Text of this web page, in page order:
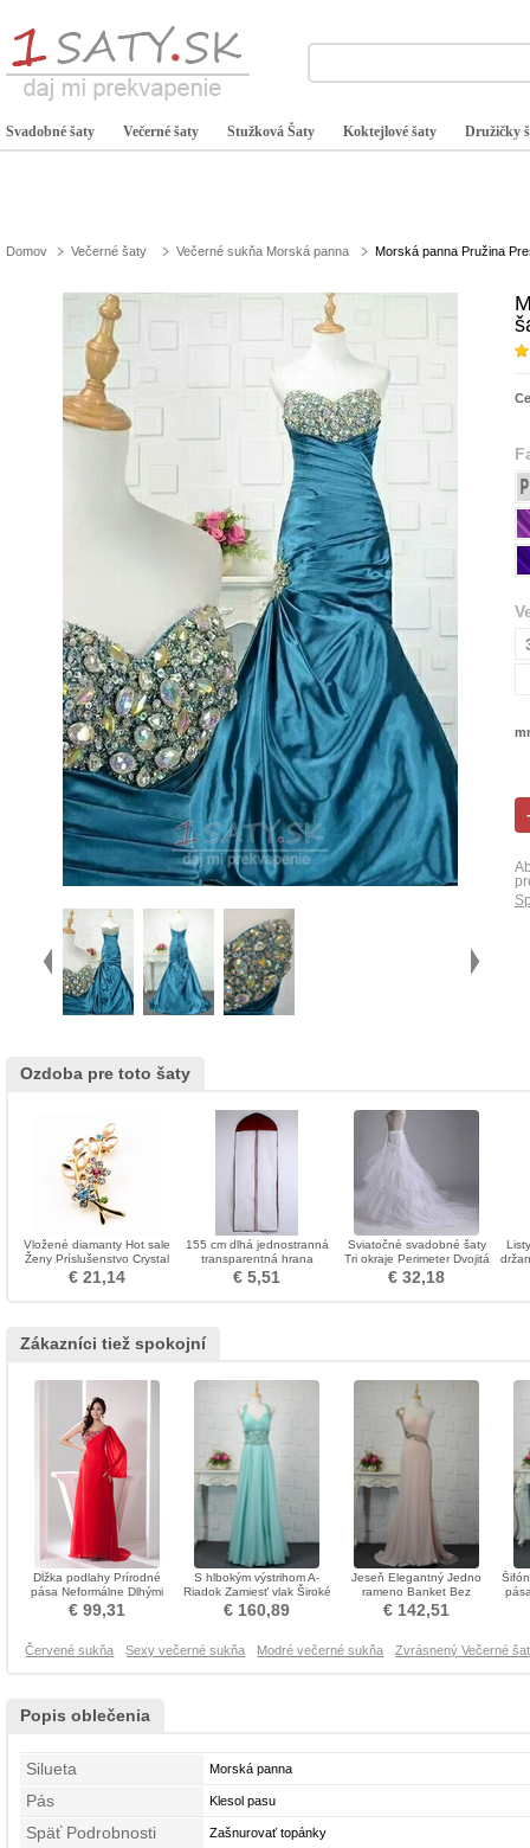
Svadobné šaty Večerné šaty Stužková Šaty Koktejlové šaty Družičky
Domov Večerné šaty Večerné sukňa Morská panna Morská panna Pružina
Ozdoba pre toto šaty
Vložené diamanty Hot sale
Ženy Príslušenstvo Crystal
Leaf Brooch
€ 21,14
155 cm dlhá jednostranná
transparentná hrana
prachového obalu na prach
€ 5,51
Sviatočné svadobné šaty
Tri okraje Perimeter Dvojitá
priadza Mermaid Svadobné
šaty
€ 32,18
Zákazníci tiež spokojní
Dĺžka podlahy Prírodné
pása Neformálne Dlhými
rukávmi Večerné šaty
€ 99,31
S hlbokým výstrihom A-
Riadok Zamiesť vlak Široké
popruhy Večerné šaty
€ 160,89
Jeseň Elegantný Jedno
rameno Banket Bez
rukávov Večerné šaty
€ 142,51
Červené sukňa Sexy večerné sukňa Modré večerné sukňa Zvrásnený Večerné
Popis oblečenia
Silueta Morská panna
Pás Klesol pasu
Späť Podrobnosti Zašnurovať topánky